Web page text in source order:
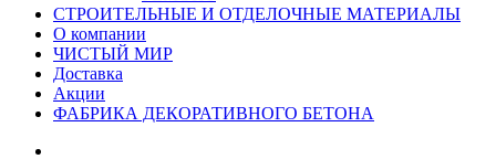
СТРОИТЕЛЬНЫЕ И ОТДЕЛОЧНЫЕ МАТЕРИАЛЫ
О компании
ЧИСТЫЙ МИР
Доставка
Акции
ФАБРИКА ДЕКОРАТИВНОГО БЕТОНА